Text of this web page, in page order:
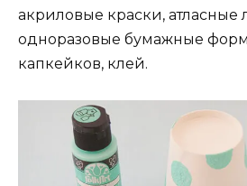
акриловые краски, атласные
одноразовые бумажные
капкейков, клей.